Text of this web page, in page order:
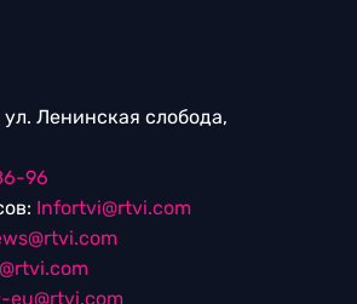
ул. Ленинская слобода,
96
Infortvi@rtvi.com
eu@rtvi.com